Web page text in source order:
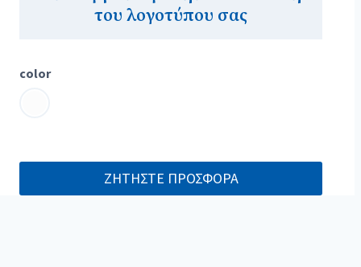
του λογοτύπου σας
color
ΖΗΤΗΣΤΕ ΠΡΟΣΦΟΡΑ